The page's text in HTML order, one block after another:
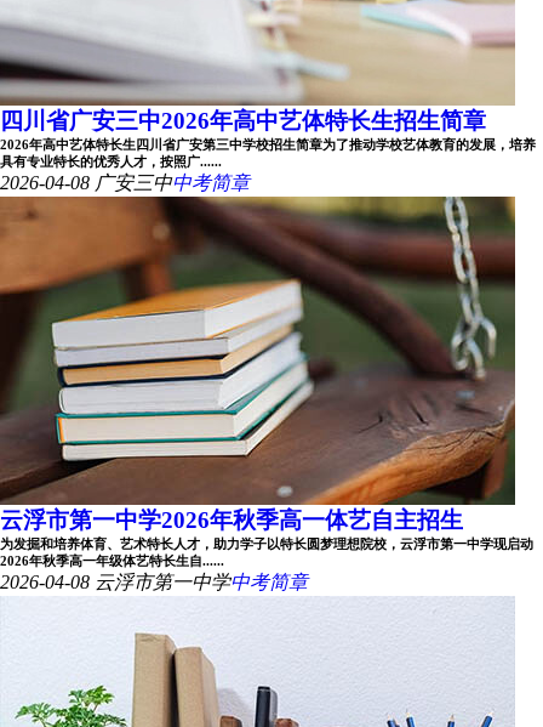
四川省广安三中2026年高中艺体特长生招生简章
2026年高中艺体特长生四川省广安第三中学校招生简章为了推动学校艺体教育的发展，培养
具有专业特长的优秀人才，按照广......
2026-04-08 广安三中中考简章
云浮市第一中学2026年秋季高一体艺自主招生
为发掘和培养体育、艺术特长人才，助力学子以特长圆梦理想院校，云浮市第一中学现启动
2026年秋季高一年级体艺特长生自......
2026-04-08 云浮市第一中学中考简章